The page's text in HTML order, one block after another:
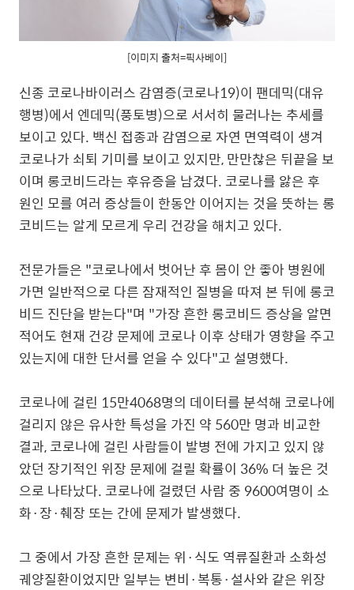
[이미지 출처=픽사베이]
신종 코로나바이러스 감염증(코로나19)이 팬데믹(대유
행병)에서 엔데믹(풍토병)으로 서서히 물러나는 추세를
보이고 있다. 백신 접종과 감염으로 자연 면역력이 생겨
코로나가 쇠퇴 기미를 보이고 있지만, 만만찮은 뒤끝을 보
이며 롱코비드라는 후유증을 남겼다. 코로나를 앓은 후
원인 모를 여러 증상들이 한동안 이어지는 것을 뜻하는 롱
코비드는 알게 모르게 우리 건강을 해치고 있다.
전문가들은 "코로나에서 벗어난 후 몸이 안 좋아 병원에
가면 일반적으로 다른 잠재적인 질병을 따져 본 뒤에 롱코
비드 진단을 받는다"며 "가장 흔한 롱코비드 증상을 알면
적어도 현재 건강 문제에 코로나 이후 상태가 영향을 주고
있는지에 대한 단서를 얻을 수 있다"고 설명했다.
코로나에 걸린 15만4068명의 데이터를 분석해 코로나에
걸리지 않은 유사한 특성을 가진 약 560만 명과 비교한
결과, 코로나에 걸린 사람들이 발병 전에 가지고 있지 않
았던 장기적인 위장 문제에 걸릴 확률이 36% 더 높은 것
으로 나타났다. 코로나에 걸렸던 사람 중 9600여명이 소
화·장·췌장 또는 간에 문제가 발생했다.
그 중에서 가장 흔한 문제는 위·식도 역류질환과 소화성
궤양질환이었지만 일부는 변비·복통·설사와 같은 위장